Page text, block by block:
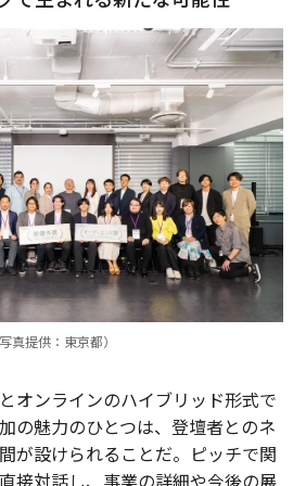
真提供：東京都）
オンラインのハイブリッド形式で
の魅力のひとつは、登壇者とのネ
が設けられることだ。ピッチで関
接対話し、事業の詳細や今後の展